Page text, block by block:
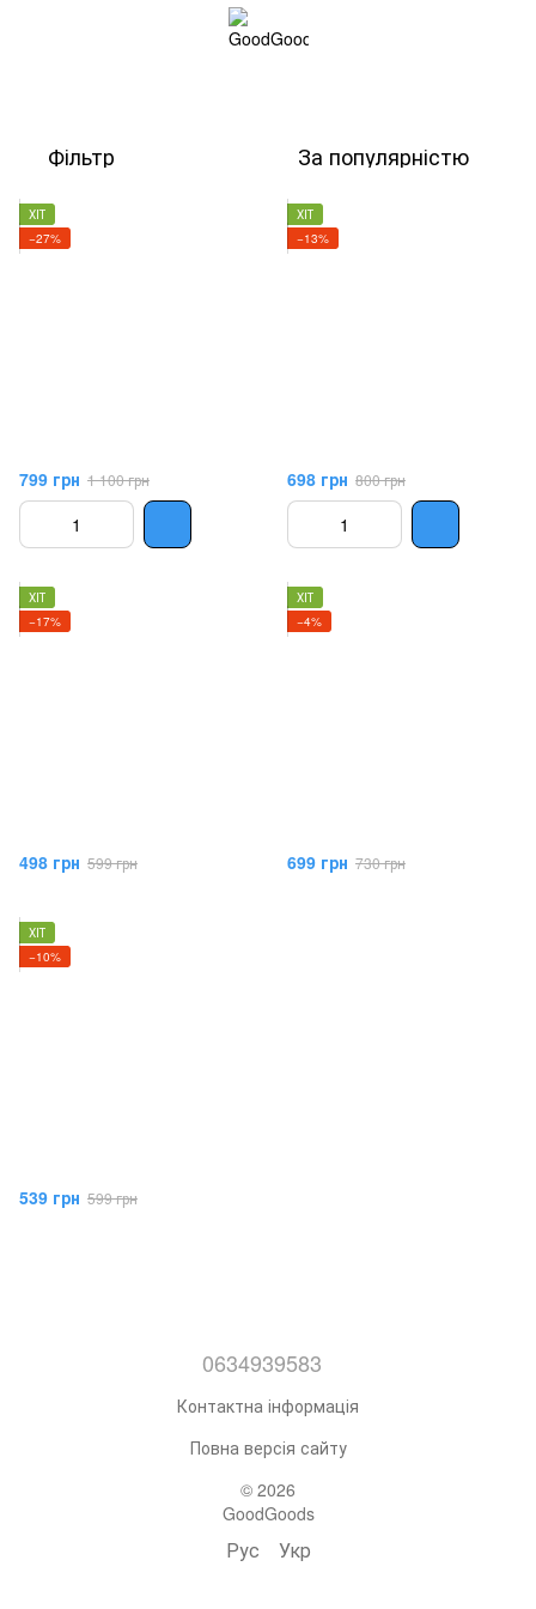
Фільтр За популярністю
ХІТ
−27%
799 грн 1 100 грн
ХІТ
−13%
698 грн 800 грн
ХІТ
−17%
498 грн 599 грн
ХІТ
−4%
699 грн 730 грн
ХІТ
−10%
539 грн 599 грн
0634939583
Контактна інформація
Повна версія сайту
© 2026
GoodGoods
Рус Укр